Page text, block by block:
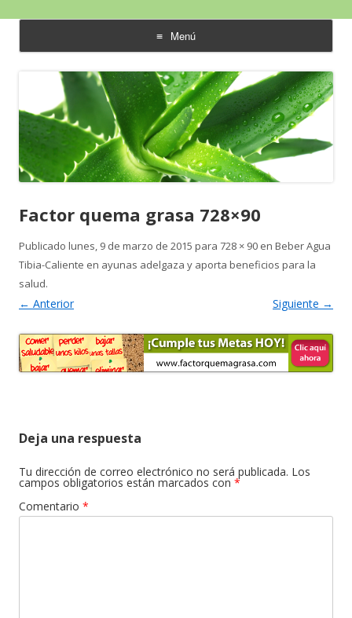
Aloe Vera y Calidad de Vida
Menú
saltar
contenido
Factor quema grasa 728×90
Publicado lunes, 9 de marzo de 2015 para 728 × 90 en Beber Agua
Tibia-Caliente en ayunas adelgaza y aporta beneficios para la
salud.
← Anterior Siguiente →
Deja una respuesta
Tu dirección de correo electrónico no será publicada. Los
campos obligatorios están marcados con *
Comentario *